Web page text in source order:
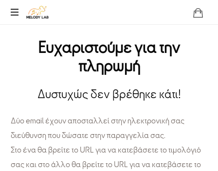
Melody
Ευχαριστούμε για την
πληρωμή
Δυστυχώς δεν βρέθηκε κάτι!
Δύο email έχουν αποσταλλεί στην ηλεκτρονική σας
διεύθυνση που δώσατε στην παραγγελία σας.
Στο ένα θα βρείτε το URL για να κατεβάσετε το τιμολόγιό
σας και στο άλλο θα βρείτε το URL για να κατεβάσετε το